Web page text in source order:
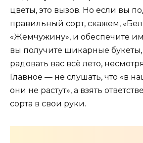
цветы, это вызов. Но если вы
правильный сорт, скажем,
«Жемчужину», и обеспечите
вы получите шикарные букеты,
радовать вас всё лето,
Главное — не слушать, что «в
они не растут», а взять
сорта в свои руки.